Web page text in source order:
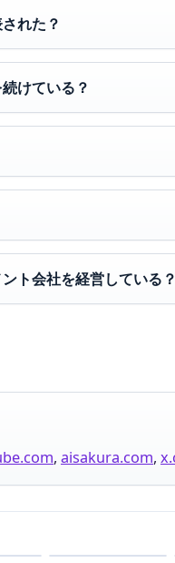
れた？
けている？
ト会社を経営している
, aisakura.com,